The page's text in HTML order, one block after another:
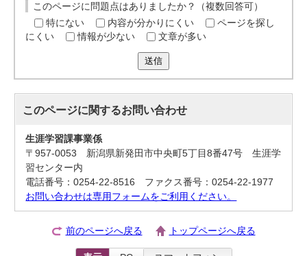
このページに問題点はありましたか？（複数回答可）
特にない
内容が分かりにくい
ページを探し
にくい
情報が少ない 文章が多い
送信
このページに関するお問い合わせ
生涯学習課事業係
〒957-0053 新潟県新発田市中央町5丁目8番47号 生涯学
習センター内
電話番号：0254-22-8516 ファクス番号：0254-22-1977
お問い合わせは専用フォームをご利用ください。
前のページへ戻る トップページへ戻る